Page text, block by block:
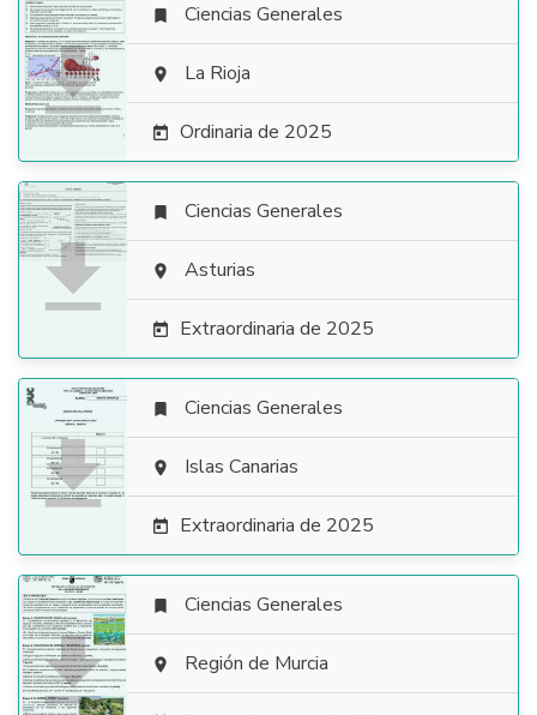

 Ciencias Generales
 La Rioja
 Ordinaria de 2025

 Ciencias Generales
 Asturias
 Extraordinaria de 2025

 Ciencias Generales
 Islas Canarias
 Extraordinaria de 2025

 Ciencias Generales
 Región de Murcia